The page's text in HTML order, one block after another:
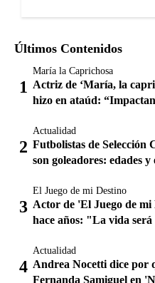
Últimos Contenidos
María la Caprichosa
Actriz de ‘María, la
hizo en ataúd:
Actualidad
Futbolistas de Selección
son goleadores: edades y
El Juego de mi Destino
Actor de 'El Juego de mi
hace años: "La vida
Actualidad
Andrea Nocetti dice por
Fernanda Samiguel en